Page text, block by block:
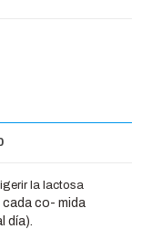
la lactosa
cada co- mida
día).